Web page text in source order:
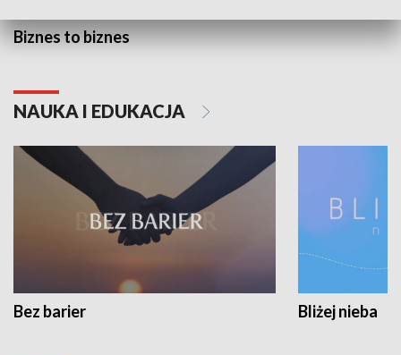
Biznes to biznes
NAUKA I EDUKACJA
Bez barier Bliżej nieba